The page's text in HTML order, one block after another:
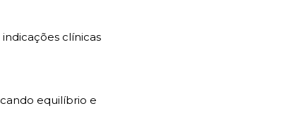
clínicas
equilíbrio e